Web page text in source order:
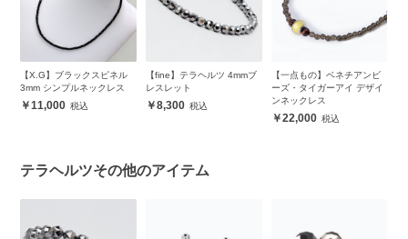
【X.G】ブラックスピネル
3mm シンプルネックレス
11,000
【fine】テラヘルツ 4mmブ
レスレット
8,300
【一点もの】ベネチアンビ
ーズ・タイガーアイ デザイ
ンネックレス
22,000
テラヘルツその他のアイテム